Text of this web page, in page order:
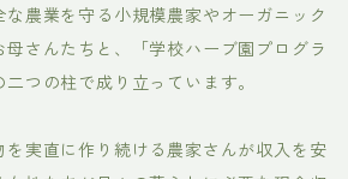
農業を守る小規模農家やオーガニック
さんたちと、「学校ハーブ園プログラ
つの柱で成り立っています。
を実直に作り続ける農家さんが収入を安